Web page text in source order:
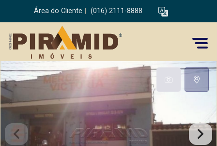
Área do Cliente (016) 2111-8888